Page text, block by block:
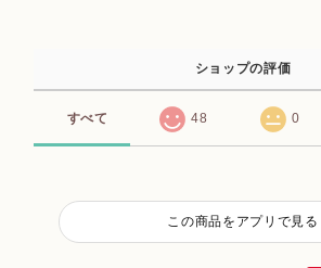
ショップの評価
すべて 48 0
この商品をアプリで見る